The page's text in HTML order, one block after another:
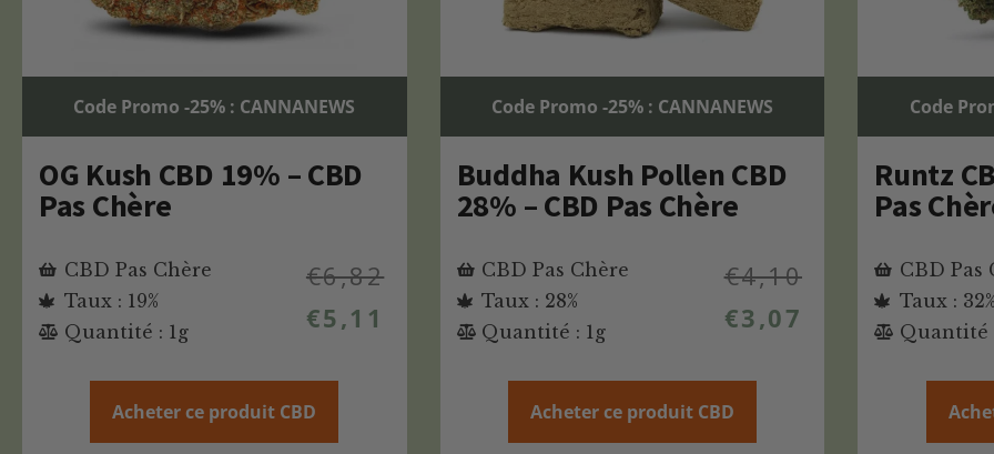
Code Promo -25% : CANNANEWS
OG Kush CBD 19% – CBD
Pas Chère
CBD Pas Chère
Taux : 19%
Quantité : 1g
€6,82
€5,11
Acheter ce produit CBD
Code Promo -25% : CANNANEWS
Buddha Kush Pollen CBD
28% – CBD Pas Chère
CBD Pas Chère
Taux : 28%
Quantité : 1g
€4,10
€3,07
Acheter ce produit CBD
Code
Runtz
Pas
CBD Pas
Taux :
Quantité